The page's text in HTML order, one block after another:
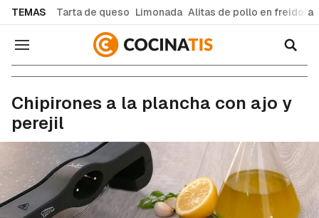
TEMAS Tarta de queso Limonada Alitas de pollo en freidora
Navegación
Chipirones a la plancha con ajo y
perejil